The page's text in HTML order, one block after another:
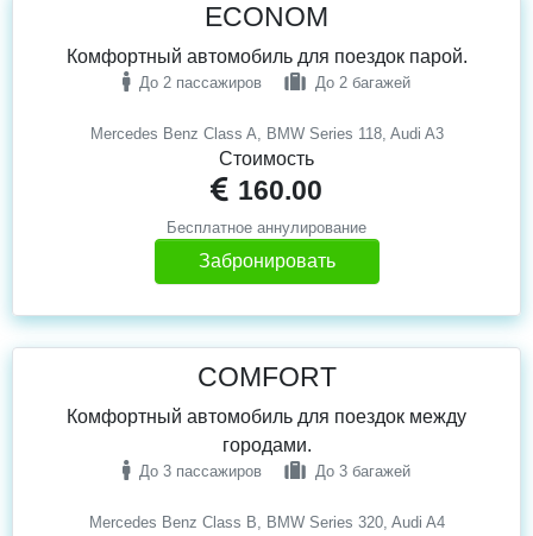
Mercedes Benz Class A, BMW Series 118, Audi A3
ECONOM
Комфортный автомобиль для поездок парой.
До 2 пассажиров До 2 багажей
Стоимость
160.00
Бесплатное аннулирование
Забронировать
Mercedes Benz Class B, BMW Series 320, Audi A4
COMFORT
Комфортный автомобиль для поездок между
городами.
До 3 пассажиров До 3 багажей